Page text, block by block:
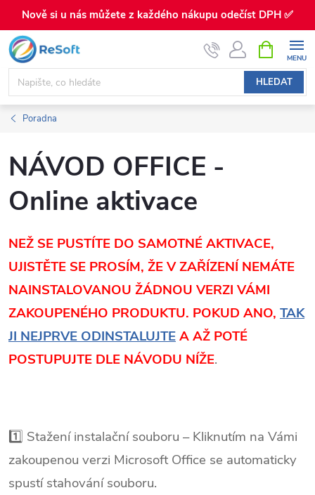
Nově si u nás můžete z každého nákupu odečíst DPH ✅
Přejít
na
obsah
HLEDAT
NÁKUPNÍ
KOŠÍK
Poradna
NÁVOD OFFICE -
Online aktivace
NEŽ SE PUSTÍTE DO SAMOTNÉ AKTIVACE,
UJISTĚTE SE PROSÍM, ŽE V ZAŘÍZENÍ NEMÁTE
NAINSTALOVANOU ŽÁDNOU VERZI VÁMI
ZAKOUPENÉHO PRODUKTU. POKUD ANO, TAK
JI NEJPRVE ODINSTALUJTEA AŽ POTÉ
POSTUPUJTE DLE NÁVODU NÍŽE.
1️⃣ Stažení instalační souboru – Kliknutím na Vámi
zakoupenou verzi Microsoft Office se automaticky
spustí stahování souboru.